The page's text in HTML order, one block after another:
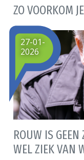
ZO VOORKOM
ROUW IS
WEL ZIEK VAN
27-01-
2026